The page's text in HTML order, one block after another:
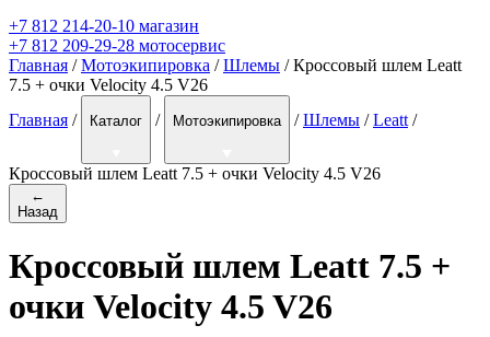
+7 812 214-20-10 магазин
+7 812 209-29-28 мотосервис
Главная /Мотоэкипировка /Шлемы / Кроссовый шлем Leatt
7.5 + очки Velocity 4.5 V26
Главная / Каталог / Мотоэкипировка / Шлемы / Leatt /
Кроссовый шлем Leatt 7.5 + очки Velocity 4.5 V26
←
Назад
Кроссовый шлем Leatt 7.5 +
очки Velocity 4.5 V26